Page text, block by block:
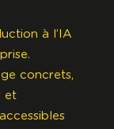
à l’IA
concrets,
et